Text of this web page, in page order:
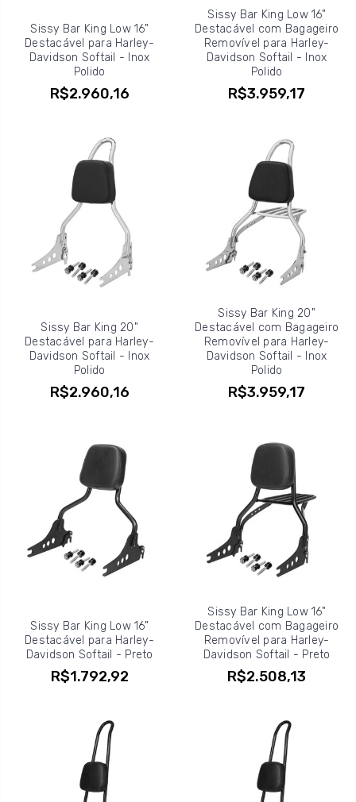
Sissy Bar King Low 16"
Destacável para Harley-
Davidson Softail - Inox
Polido
R$2.960,16
Sissy Bar King Low 16"
Destacável com Bagageiro
Removível para Harley-
Davidson Softail - Inox
Polido
R$3.959,17
Sissy Bar King 20"
Destacável para Harley-
Davidson Softail - Inox
Polido
R$2.960,16
Sissy Bar King 20"
Destacável com Bagageiro
Removível para Harley-
Davidson Softail - Inox
Polido
R$3.959,17
Sissy Bar King Low 16"
Destacável para Harley-
Davidson Softail - Preto
R$1.792,92
Sissy Bar King Low 16"
Destacável com Bagageiro
Removível para Harley-
Davidson Softail - Preto
R$2.508,13